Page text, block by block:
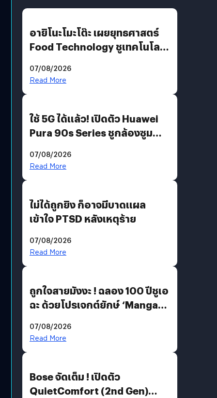
อายิโนะโมะโต๊ะ เผยยุทธศาสตร์
Food Technology ชูเทคโนโลยี
บริโภคและ B2B
07/08/2026
Read More
ใช้ 5G ได้แล้ว! เปิดตัว Huawei
Pura 90s Series ชูกล้องซูม
07/08/2026
Read More
ไม่ได้ถูกยิง ก็อาจมีบาดแผล
เข้าใจ PTSD หลังเหตุร้าย
07/08/2026
Read More
ถูกใจสายมังงะ ! ฉลอง 100 ปีชูเอ
ฉะ ด้วยโปรเจกต์ยักษ์ ‘Manga
มีภาษาไทยด้วย
07/08/2026
Read More
Bose จัดเต็ม ! เปิดตัว
QuietComfort (2nd Gen)